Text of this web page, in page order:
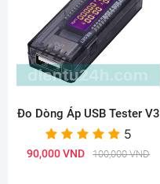
Đo Dòng Áp USB Tester V3
5
90,000 VND 100,000 VND